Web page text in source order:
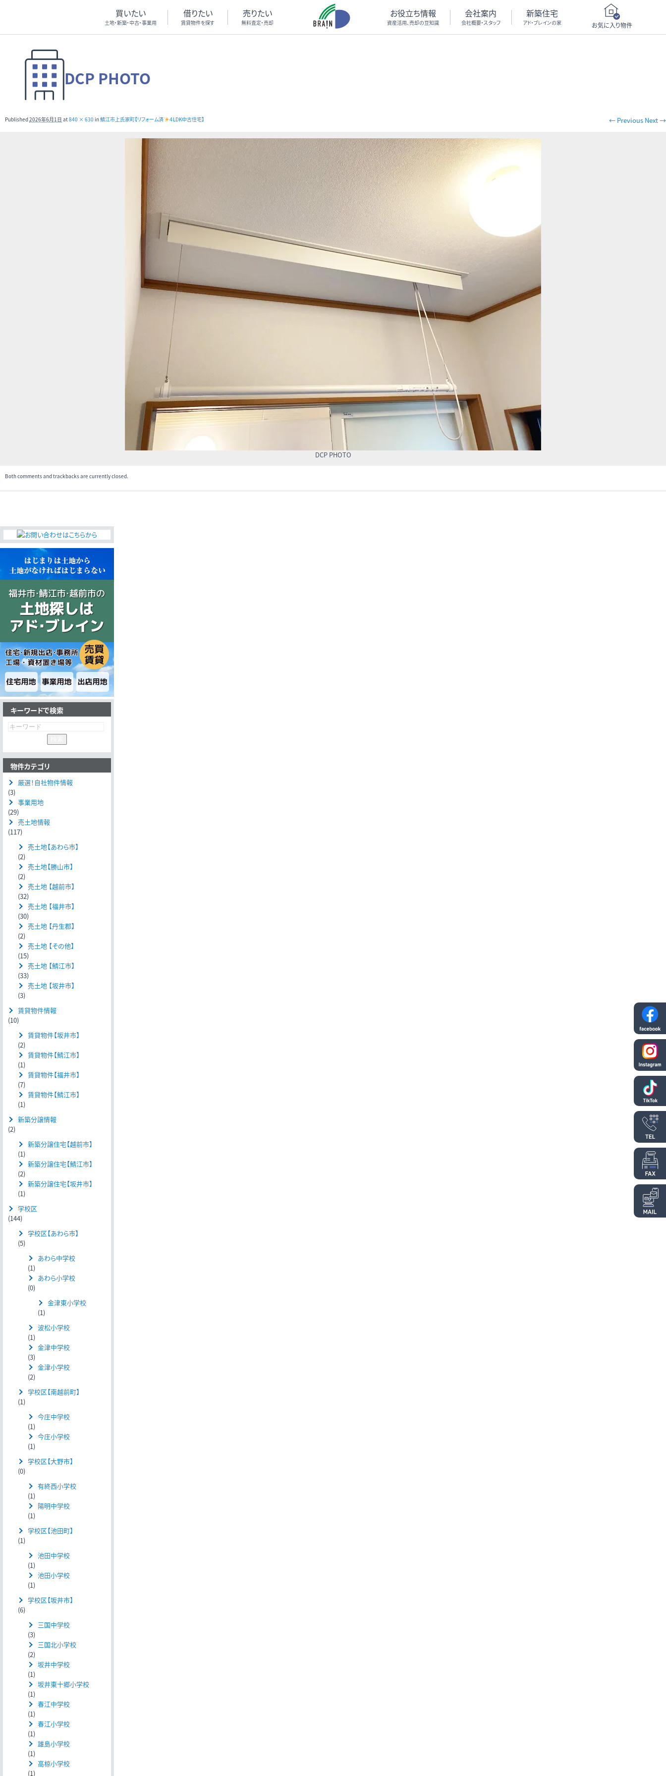
買いたい
土地・新築・中古・事業用
借りたい
賃貸物件を探す
売りたい
無料査定・売却
お役立ち情報
資産活用、売却の豆知識
会社案内
会社概要・スタッフ
新築住宅
アド・ブレインの家 お気に入り物件
DCP PHOTO
Published2026年6月1日 at840 × 630 in鯖江市上氏家町【リフォーム済 ４LDK中古住宅】 ← Previous Next →
DCP PHOTO
Both comments and trackbacks are currently closed.
キーワードで検索
物件カテゴリ
厳選！自社物件情報
(3)
事業用地
(29)
売土地情報
(117)
売土地【あわら市】
(2)
売土地【勝山市】
(2)
売土地 【越前市】
(32)
売土地 【福井市】
(30)
売土地 【丹生郡】
(2)
売土地 【その他】
(15)
売土地 【鯖江市】
(33)
売土地 【坂井市】
(3)
賃貸物件情報
(10)
賃貸物件【坂井市】
(2)
賃貸物件【鯖江市】
(1)
賃貸物件【福井市】
(7)
賃貸物件【鯖江市】
(1)
新築分譲情報
(2)
新築分譲住宅【越前市】
(1)
新築分譲住宅【鯖江市】
(2)
新築分譲住宅【坂井市】
(1)
学校区
(144)
学校区【あわら市】
(5)
あわら中学校
(1)
あわら小学校
(0)
金津東小学校
(1)
波松小学校
(1)
金津中学校
(3)
金津小学校
(2)
学校区【南越前町】
(1)
今庄中学校
(1)
今庄小学校
(1)
学校区【大野市】
(0)
有終西小学校
(1)
陽明中学校
(1)
学校区【池田町】
(1)
池田中学校
(1)
池田小学校
(1)
学校区【坂井市】
(6)
三国中学校
(3)
三国北小学校
(2)
坂井中学校
(1)
坂井東十郷小学校
(1)
春江中学校
(1)
春江小学校
(1)
雄島小学校
(1)
高椋小学校
(1)